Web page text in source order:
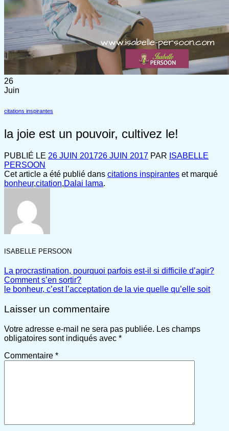
26
Juin
citations inspirantes
la joie est un pouvoir, cultivez le!
PUBLIÉ LE 26 JUIN 201726 JUIN 2017 PAR ISABELLE
PERSOON
Cet article a été publié dans citations inspirantes et marqué
bonheur,citation,Dalai lama.
ISABELLE PERSOON
La procrastination, pourquoi parfois est-il si difficile d’agir?
Comment s’en sortir?
le bonheur, c’est l’acceptation de la vie quelle qu’elle soit
Laisser un commentaire
Votre adresse e-mail ne sera pas publiée. Les champs
obligatoires sont indiqués avec *
Commentaire *